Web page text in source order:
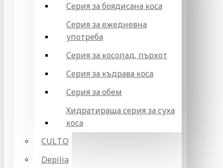
Серия за боядисана коса
Серия за ежедневна
употреба
Серия за косопад, пърхот
Серия за къдрава коса
Серия за обем
Хидратираща серия за суха
коса
CULT.O
Depilia